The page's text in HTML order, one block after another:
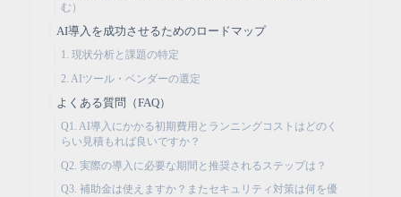
む）
AI導入を成功させるためのロードマップ
1. 現状分析と課題の特定
2. AIツール・ベンダーの選定
よくある質問（FAQ）
Q1. AI導入にかかる初期費用とランニングコストはどのく
らい見積もれば良いですか？
Q2. 実際の導入に必要な期間と推奨されるステップは？
Q3. 補助金は使えますか？またセキュリティ対策は何を優